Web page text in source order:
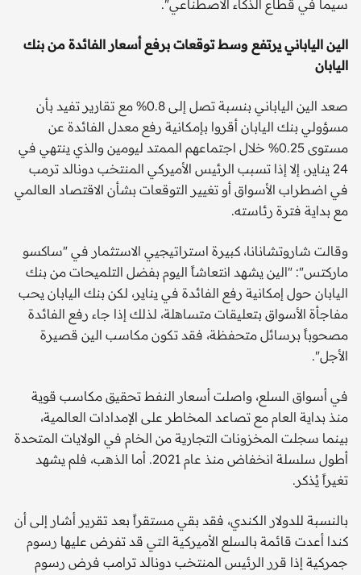
سيما في قطاع الذكاء الاصطناعي".
الين الياباني يرتفع وسط توقعات برفع أسعار الفائدة من بنك
اليابان
صعد الين الياباني بنسبة تصل إلى 0.8% مع تقارير تفيد بأن
مسؤولي بنك اليابان أقروا بإمكانية رفع معدل الفائدة عن
مستوى 0.25% خلال اجتماعهم الممتد ليومين والذي ينتهي في
24 يناير، إلا إذا تسبب الرئيس الأميركي المنتخب دونالد ترمب
في اضطراب الأسواق أو تغيير التوقعات بشأن الاقتصاد العالمي
مع بداية فترة رئاسته.
وقالت شاروتشانانا، كبيرة استراتيجيي الاستثمار في "ساكسو
ماركتس": "الين يشهد انتعاشاً اليوم بفضل التلميحات من بنك
اليابان حول إمكانية رفع الفائدة في يناير، لكن بنك اليابان يحب
مفاجأة الأسواق بتعليقات متساهلة، لذلك إذا جاء رفع الفائدة
مصحوباً برسائل متحفظة، فقد تكون مكاسب الين قصيرة
الأجل".
في أسواق السلع، واصلت أسعار النفط تحقيق مكاسب قوية
منذ بداية العام مع تصاعد المخاطر على الإمدادات العالمية،
بينما سجلت المخزونات التجارية من الخام في الولايات المتحدة
أطول سلسلة انخفاض منذ عام 2021. أما الذهب، فلم يشهد
تغيراً يُذكر.
بالنسبة للدولار الكندي، فقد بقي مستقراً بعد تقرير أشار إلى أن
كندا أعدت قائمة بالسلع الأميركية التي قد تفرض عليها رسوم
جمركية إذا قرر الرئيس المنتخب دونالد ترامب فرض رسوم